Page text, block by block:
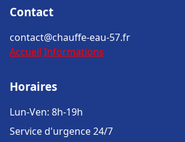
Contact
contact@chauffe-eau-57.fr
Accueil Informations
Horaires
Lun-Ven: 8h-19h
Service d'urgence 24/7